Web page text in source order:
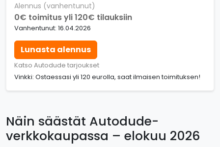
Alennus (vanhentunut)
0€ toimitus yli 120€ tilauksiin
Vanhentunut: 16.04.2026
Lunasta alennus
Katso Autodude tarjoukset
Vinkki: Ostaessasi yli 120 eurolla, saat ilmaisen toimituksen!
Näin säästät Autodude-
verkkokaupassa – elokuu 2026